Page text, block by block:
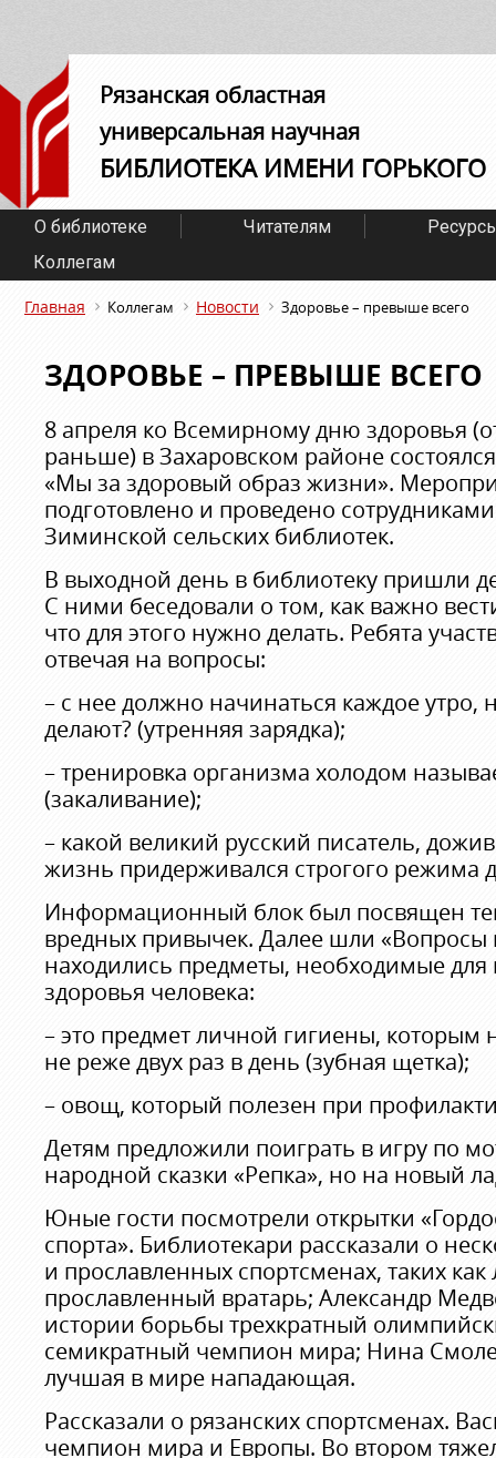
Рязанская областная
универсальная научная
БИБЛИОТЕКА ИМЕНИ ГОРЬКОГО
О библиотеке Читателям
Коллегам
Главная Коллегам Новости Здоровье – превыше всего
ЗДОРОВЬЕ – ПРЕВЫШЕ ВСЕГО
8 апреля ко Всемирному дню здоровья
раньше) в Захаровском районе
«Мы за здоровый образ жизни».
подготовлено и проведено
Зиминской сельских библиотек.
В выходной день в библиотеку пришли
С ними беседовали о том, как важно
что для этого нужно делать. Ребята
отвечая на вопросы:
– с нее должно начинаться каждое утро,
делают? (утренняя зарядка);
– тренировка организма холодом
(закаливание);
– какой великий русский писатель,
жизнь придерживался строгого режима
Информационный блок был посвящен
вредных привычек. Далее шли
находились предметы, необходимые
здоровья человека:
– это предмет личной гигиены, которым
не реже двух раз в день (зубная щетка);
– овощ, который полезен при
Детям предложили поиграть в игру по
народной сказки «Репка», но на новый
Юные гости посмотрели открытки
спорта». Библиотекари рассказали о
и прославленных спортсменах, таких
прославленный вратарь; Александр
истории борьбы трехкратный
семикратный чемпион мира; Нина
лучшая в мире нападающая.
Рассказали о рязанских спортсменах.
чемпион мира и Европы. Во втором